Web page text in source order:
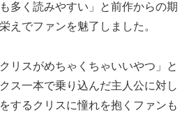
多く読みやすい」と前作からの期
えでファンを魅了しました。
リスがめちゃくちゃいいやつ」と
ス一本で乗り込んだ主人公に対し
するクリスに憧れを抱くファンも